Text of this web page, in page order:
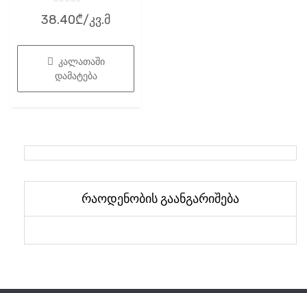
0
დან
38.40₾/კვ.მ
კალათაში
დამატება
რაოდენობის გაანგარიშება